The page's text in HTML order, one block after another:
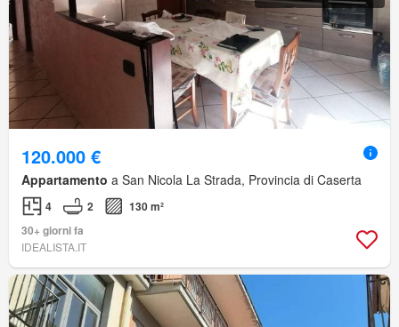
120.000 €
Appartamento a San Nicola La Strada, Provincia di Caserta
4 2
130 m²
30+ giorni fa
IDEALISTA.IT